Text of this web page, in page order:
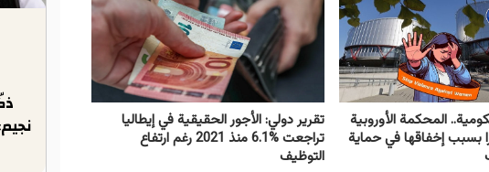
المحكمة الأوروبية
بسبب إخفاقها في حماية
تقرير دولي: الأجور الحقيقية في إيطاليا
تراجعت %6.1 منذ 2021 رغم ارتفاع
التوظيف